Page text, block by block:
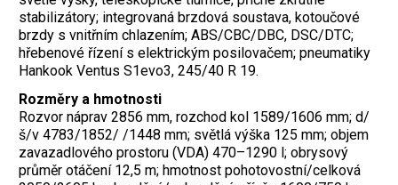
stabilizátory; integrovaná brzdová soustava, kotoučové
brzdy s vnitřním chlazením; ABS/CBC/DBC, DSC/DTC;
hřebenové řízení s elektrickým posilovačem; pneumatiky
Hankook Ventus S1evo3, 245/40 R 19.
Rozměry a hmotnosti
Rozvor náprav 2856 mm, rozchod kol 1589/1606 mm; d/
š/v 4783/1852/ /1448 mm; světlá výška 125 mm; objem
zavazadlového prostoru (VDA) 470–1290 l; obrysový
průměr otáčení 12,5 m; hmotnost pohotovostní/celková